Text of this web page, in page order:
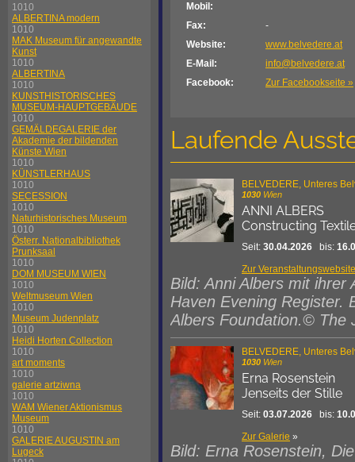
1010
ALBERTINA modern
1010
MAK Museum für angewandte
Kunst
1010
ALBERTINA
1010
KUNSTHISTORISCHES
MUSEUM-HAUPTGEBÄUDE
1010
GEMÄLDEGALERIE der
Akademie der bildenden
Künste Wien
1010
KÜNSTLERHAUS
1010
SECESSION
1010
Naturhistorisches Museum
1010
Österr. Nationalbibliothek
Prunksaal
1010
DOM MUSEUM WIEN
1010
Weltmuseum Wien
1010
Museum Judenplatz
1010
Heidi Horten Collection
1010
art moments
1010
galerie artziwna
1010
WAM Wiener Aktionismus
Museum
1010
GALERIE AUGUSTIN am
Lugeck
Mobil:
Fax:
-
Website:
www.belvedere.at
E-Mail:
info@belvedere.at
Facebook:
Zur Facebookseite »
Laufende
BELVEDERE, Unteres
1030 Wien
ANNI ALBERS
Constructing
Seit: 30.04.2026 bis:
Zur Veranstaltungswebsite
Bild: Anni Albers mit ihrer
Haven Evening Register.
Albers Foundation.© The
BELVEDERE, Unteres
1030 Wien
Erna Rosenstein
Jenseits der Stille
Seit: 03.07.2026 bis:
Zur Galerie »
Bild: Erna Rosenstein,